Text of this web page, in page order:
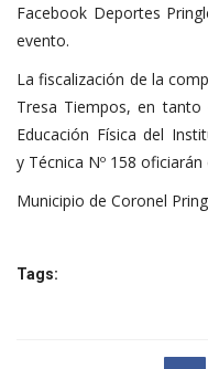
Facebook Deportes
evento.
La fiscalización de la
Tresa Tiempos, en
Educación Física del
y Técnica Nº 158
Municipio de Coronel
Tags: